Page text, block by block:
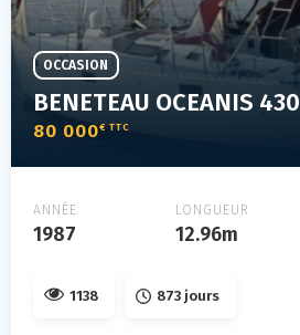
BENETEAU OCEANIS 430
80 000€ TTC
OCCASION
ANNÉE
1987
LONGUEUR
12.96m
1138 873 jours